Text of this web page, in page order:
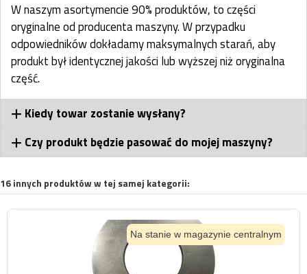
W naszym asortymencie 90% produktów, to części
oryginalne od producenta maszyny. W przypadku
odpowiedników dokładamy maksymalnych starań, aby
produkt był identycznej jakości lub wyższej niż oryginalna
część.
Kiedy towar zostanie wysłany?
Czy produkt będzie pasować do mojej maszyny?
16 innych produktów w tej samej kategorii:
Na stanie w magazynie centralnym